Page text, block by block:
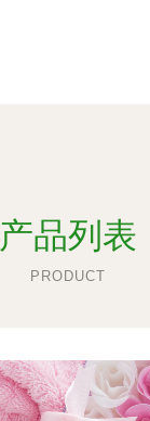
产品列表
PRODUCT